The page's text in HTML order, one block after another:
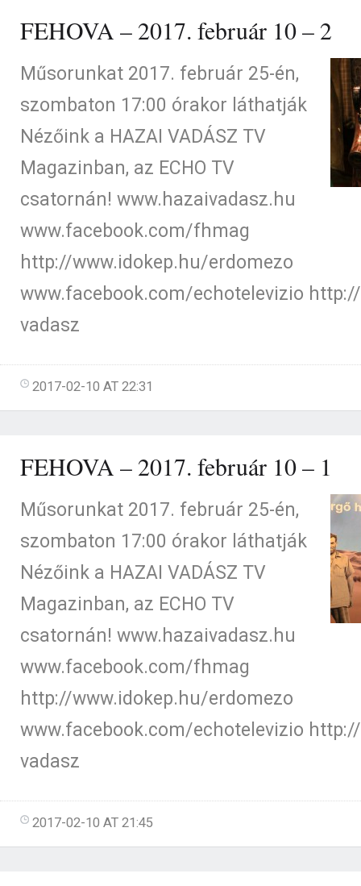
FEHOVA – 2017. február 10 – 2
Műsorunkat 2017. február 25-én,
szombaton 17:00 órakor láthatják
Nézőink a HAZAI VADÁSZ TV
Magazinban, az ECHO TV
csatornán! www.hazaivadasz.hu
www.facebook.com/fhmag
http://www.idokep.hu/erdomezo
www.facebook.com/echotelevizio
vadasz
2017-02-10 AT 22:31
FEHOVA – 2017. február 10 – 1
Műsorunkat 2017. február 25-én,
szombaton 17:00 órakor láthatják
Nézőink a HAZAI VADÁSZ TV
Magazinban, az ECHO TV
csatornán! www.hazaivadasz.hu
www.facebook.com/fhmag
http://www.idokep.hu/erdomezo
www.facebook.com/echotelevizio
vadasz
2017-02-10 AT 21:45